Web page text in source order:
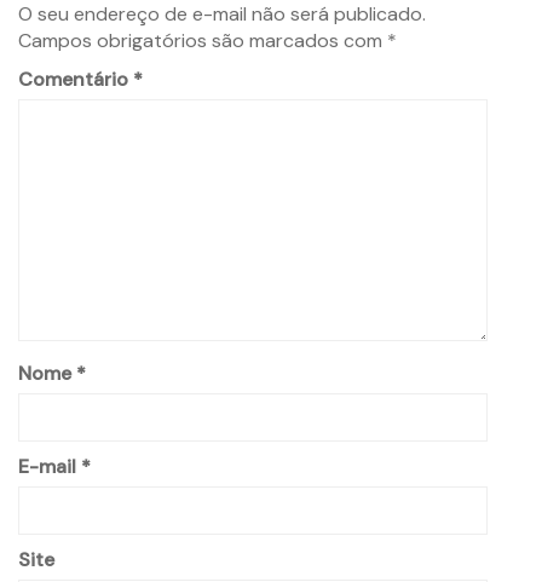
O seu endereço de e-mail não será publicado.
Campos obrigatórios são marcados com *
Comentário *
Nome*
E-mail *
Site